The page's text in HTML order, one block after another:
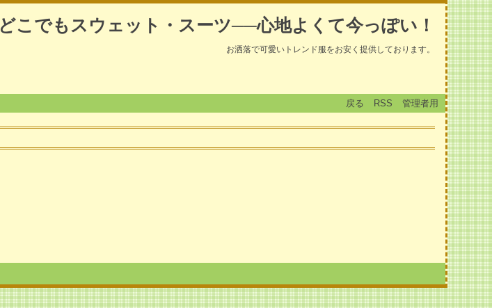
どこでもスウェット・スーツ──心地よくて今っぽい！
お洒落で可愛いトレンド服をお安く提供しております。
戻る RSS 管理者用